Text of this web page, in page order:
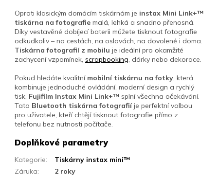
Oproti klasickým domácím tiskárnám je instax Mini Link+™
tiskárna na fotografie malá, lehká a snadno přenosná.
Díky vestavěné dobíjecí baterii můžete tisknout fotografie
odkudkoliv – na cestách, na oslavách, na dovolené i doma.
Tiskárna fotografií z mobilu je ideální pro okamžité
zachycení vzpomínek, scrapbooking, dárky nebo dekorace.
Pokud hledáte kvalitní mobilní tiskárnu na fotky, která
kombinuje jednoduché ovládání, moderní design a rychlý
tisk, Fujifilm Instax Mini Link+™ splní všechna očekávání.
Tato Bluetooth tiskárna fotografiíje perfektní volbou
pro uživatele, kteří chtějí tisknout fotografie přímo z
telefonu bez nutnosti počítače.
Doplňkové parametry
Kategorie:
Tiskárny instax mini™
Záruka:
2 roky